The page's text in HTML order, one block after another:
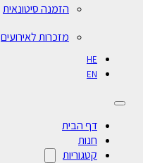
הזמנה סיטונאית
מזכרות לאירועים
HE
EN
דף הבית
חנות
קטגוריות